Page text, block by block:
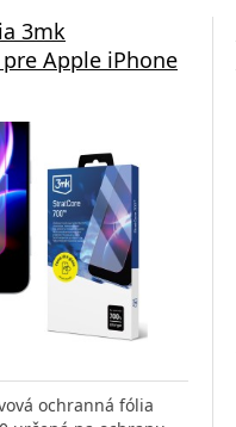
3mk
Apple iPhone
ochranná fólia